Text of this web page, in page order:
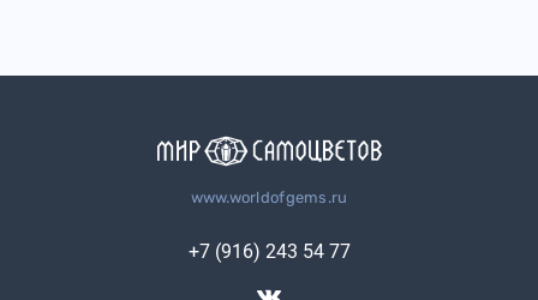
www.worldofgems.ru
+7 (916) 243 54 77